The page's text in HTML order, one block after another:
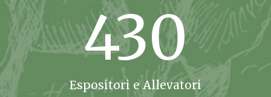
430
Espositori e Allevatori